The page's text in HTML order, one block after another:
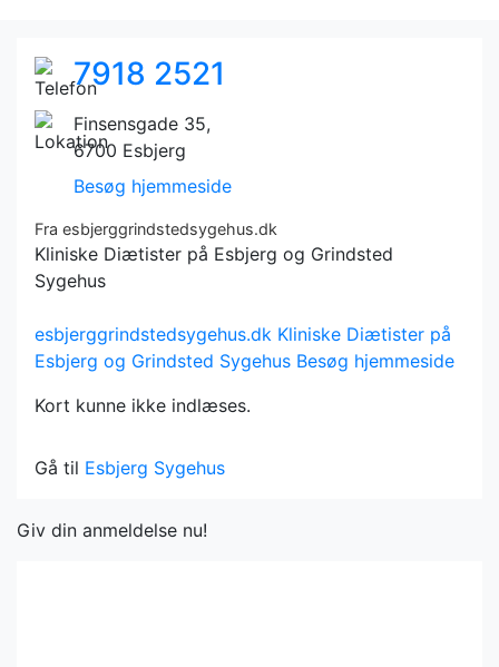
7918 2521
Finsensgade 35,
6700 Esbjerg
Besøg hjemmeside
Fra esbjerggrindstedsygehus.dk
Kliniske Diætister på Esbjerg og Grindsted
Sygehus
esbjerggrindstedsygehus.dk Kliniske Diætister på
Esbjerg og Grindsted Sygehus Besøg hjemmeside
Kort kunne ikke indlæses.
Gå til Esbjerg Sygehus
Giv din anmeldelse nu!